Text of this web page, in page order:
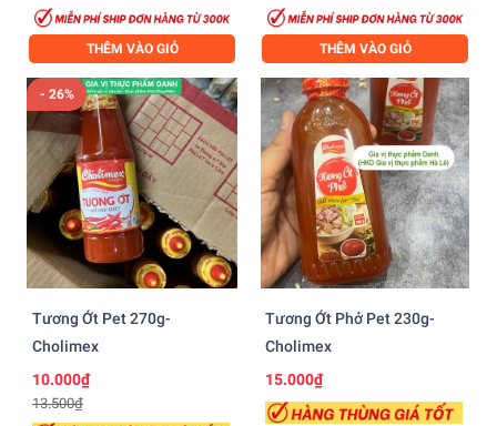
THÊM VÀO GIỎ THÊM VÀO GIỎ
- 26%
Tương Ớt Pet 270g-
Cholimex
10.000₫
13.500₫
Tương Ớt Phở Pet 230g-
Cholimex
15.000₫